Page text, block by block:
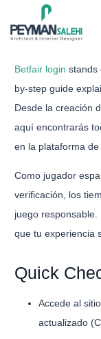
Betfair login stands
by-step guide
Desde la creación
aquí encontrarás
en la plataforma de
Como jugador
verificación, los
juego
que tu experiencia
Quick
Accede al
actualizado